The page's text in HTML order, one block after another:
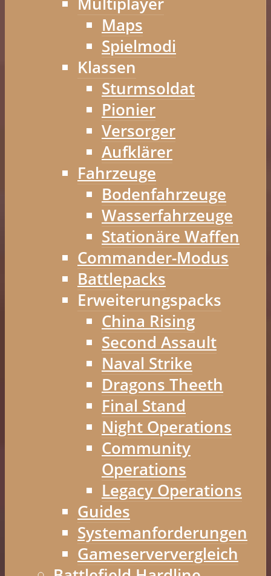
Maps
Spielmodi
Klassen
Sturmsoldat
Pionier
Versorger
Aufklärer
Fahrzeuge
Bodenfahrzeuge
Wasserfahrzeuge
Stationäre Waffen
Commander-Modus
Battlepacks
Erweiterungspacks
China Rising
Second Assault
Naval Strike
Dragons Theeth
Final Stand
Night Operations
Community
Operations
Legacy Operations
Guides
Systemanforderungen
Gameserververgleich